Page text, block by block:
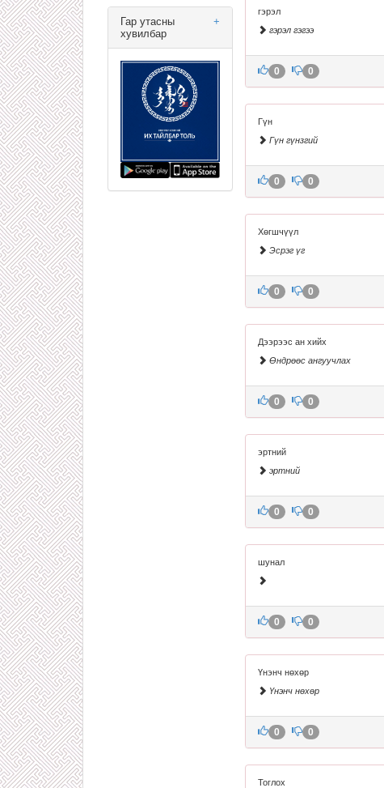
+
Гар утасны
хувилбар
гэрэл
гэрэл гэгээ
0 0
Гүн
Гүн гүнзгий
0 0
Хөгшчүүл
Эсрэг үг
0 0
Дээрээс ан хийх
Өндрөөс ангуучлах
0 0
эртний
эртний
0 0
шунал
0 0
Үнэнч нөхөр
Үнэнч нөхөр
0 0
Тоглох